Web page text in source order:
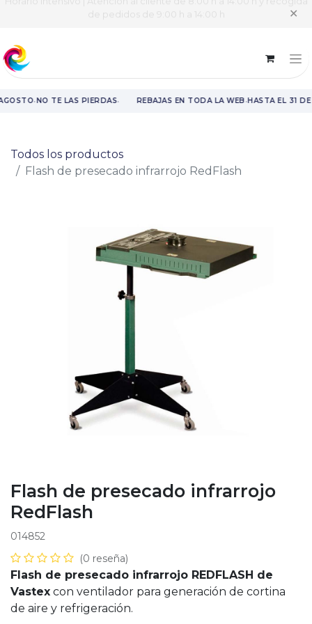
Horario intensivo | Atención al cliente de 8:00 h a 14:00 h y recogida
de pedidos de 9:00 h a 14:00 h
✕
·NO TE LAS PIERDAS· REBAJAS EN TODA LA WEB·HASTA EL 31 DE
Todos los productos
Flash de presecado infrarrojo RedFlash
Flash de presecado infrarrojo
RedFlash
014852
(0 reseña)
Flash de presecado infrarrojo REDFLASH de
Vastex con ventilador para generación de cortina
de aire y refrigeración.